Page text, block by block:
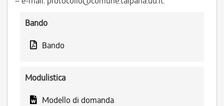
Bando
Bando
Modulistica
Modello di domanda